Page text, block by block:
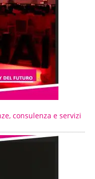
consulenza e servizi